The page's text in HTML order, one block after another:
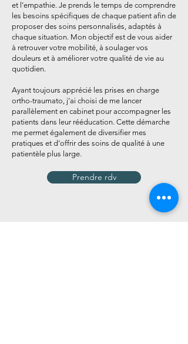
et l’empathie. Je prends le temps de comprendre
les besoins spécifiques de chaque patient afin de
proposer des soins personnalisés, adaptés à
chaque situation. Mon objectif est de vous aider
à retrouver votre mobilité, à soulager vos
douleurs et à améliorer votre qualité de vie au
quotidien.
Ayant toujours apprécié les prises en charge
ortho-traumato, j’ai choisi de me lancer
parallèlement en cabinet pour accompagner les
patients dans leur rééducation. Cette démarche
me permet également de diversifier mes
pratiques et d’offrir des soins de qualité à une
patientèle plus large.
Prendre rdv